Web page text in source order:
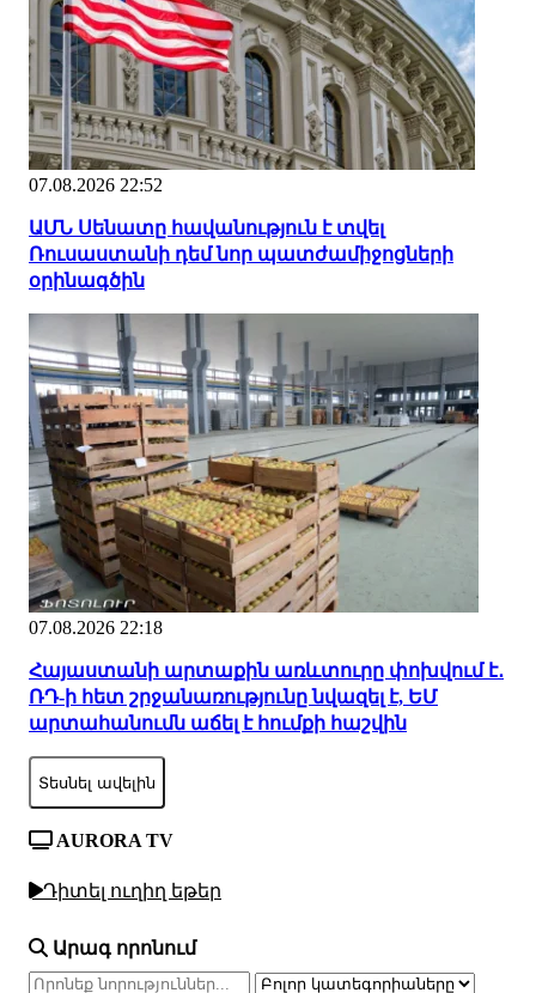
07.08.2026 22:52
ԱՄՆ Սենատը հավանություն է տվել
Ռուսաստանի դեմ նոր պատժամիջոցների
օրինագծին
07.08.2026 22:18
Հայաստանի արտաքին առևտուրը փոխվում է․
ՌԴ-ի հետ շրջանառությունը նվազել է, ԵՄ
արտահանումն աճել է հումքի հաշվին
Տեսնել ավելին
AURORA TV
Դիտել ուղիղ եթեր
Արագ որոնում